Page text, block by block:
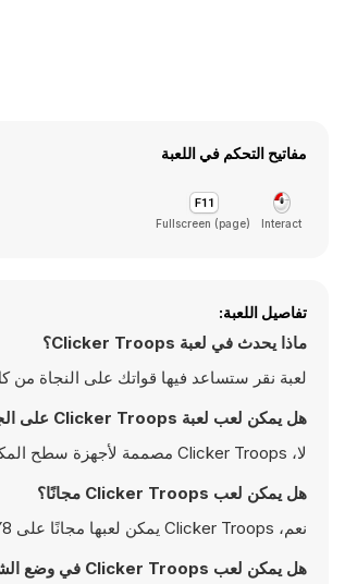
مفاتيح التحكم في اللعبة
Interact
Fullscreen (page)
تفاصيل اللعبة:
ماذا يحدث في لعبة Clicker Troops؟
لعبة نقر ستساعد فيها قواتك على النجاة
هل يمكن لعب لعبة Clicker Troops على الجوال؟
لا، Clicker Troops مصممة لأجهزة سطح المكتب فقط وتعمل بالشكل الأمثل على أجهزة الكمبيوتر باستخدام لوحة المفاتيح والفأرة
هل يمكن لعب Clicker Troops مجانًا؟
نعم، Clicker Troops يمكن لعبها مجانًا على Y8 وتعمل مباشرةً على المتصفح
هل يمكن لعب Clicker Troops في وضع الشاشة الكاملة؟